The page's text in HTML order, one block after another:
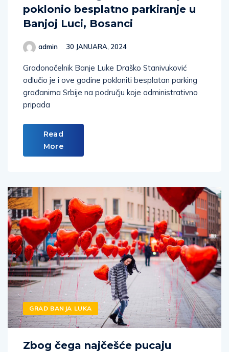
poklonio besplatno parkiranje u
Banjoj Luci, Bosanci
admin 30 JANUARA, 2024
Gradonačelnik Banje Luke Draško Stanivuković
odlučio je i ove godine pokloniti besplatan parking
građanima Srbije na području koje administrativno
pripada
Read
More
GRAD BANJA LUKA
Zbog čega najčešće pucaju